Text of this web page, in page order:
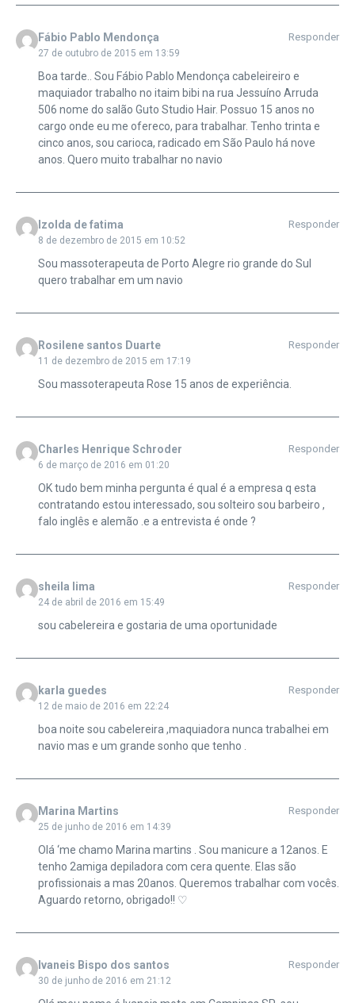
Fábio Pablo Mendonça
27 de outubro de 2015 em 13:59
Responder
Boa tarde.. Sou Fábio Pablo Mendonça cabeleireiro e
maquiador trabalho no itaim bibi na rua Jessuíno Arruda
506 nome do salão Guto Studio Hair. Possuo 15 anos no
cargo onde eu me ofereco, para trabalhar. Tenho trinta e
cinco anos, sou carioca, radicado em São Paulo há nove
anos. Quero muito trabalhar no navio
Izolda de fatima
8 de dezembro de 2015 em 10:52
Responder
Sou massoterapeuta de Porto Alegre rio grande do Sul
quero trabalhar em um navio
Rosilene santos Duarte
11 de dezembro de 2015 em 17:19
Responder
Sou massoterapeuta Rose 15 anos de experiência.
Charles Henrique Schroder
6 de março de 2016 em 01:20
Responder
OK tudo bem minha pergunta é qual é a empresa q esta
contratando estou interessado, sou solteiro sou barbeiro ,
falo inglês e alemão .e a entrevista é onde ?
sheila lima
24 de abril de 2016 em 15:49
Responder
sou cabelereira e gostaria de uma oportunidade
karla guedes
12 de maio de 2016 em 22:24
Responder
boa noite sou cabelereira ,maquiadora nunca trabalhei em
navio mas e um grande sonho que tenho .
Marina Martins
25 de junho de 2016 em 14:39
Responder
Olá ‘me chamo Marina martins . Sou manicure a 12anos. E
tenho 2amiga depiladora com cera quente. Elas são
profissionais a mas 20anos. Queremos trabalhar com vocês.
Aguardo retorno, obrigado!! ♡
Ivaneis Bispo dos santos
30 de junho de 2016 em 21:12
Responder